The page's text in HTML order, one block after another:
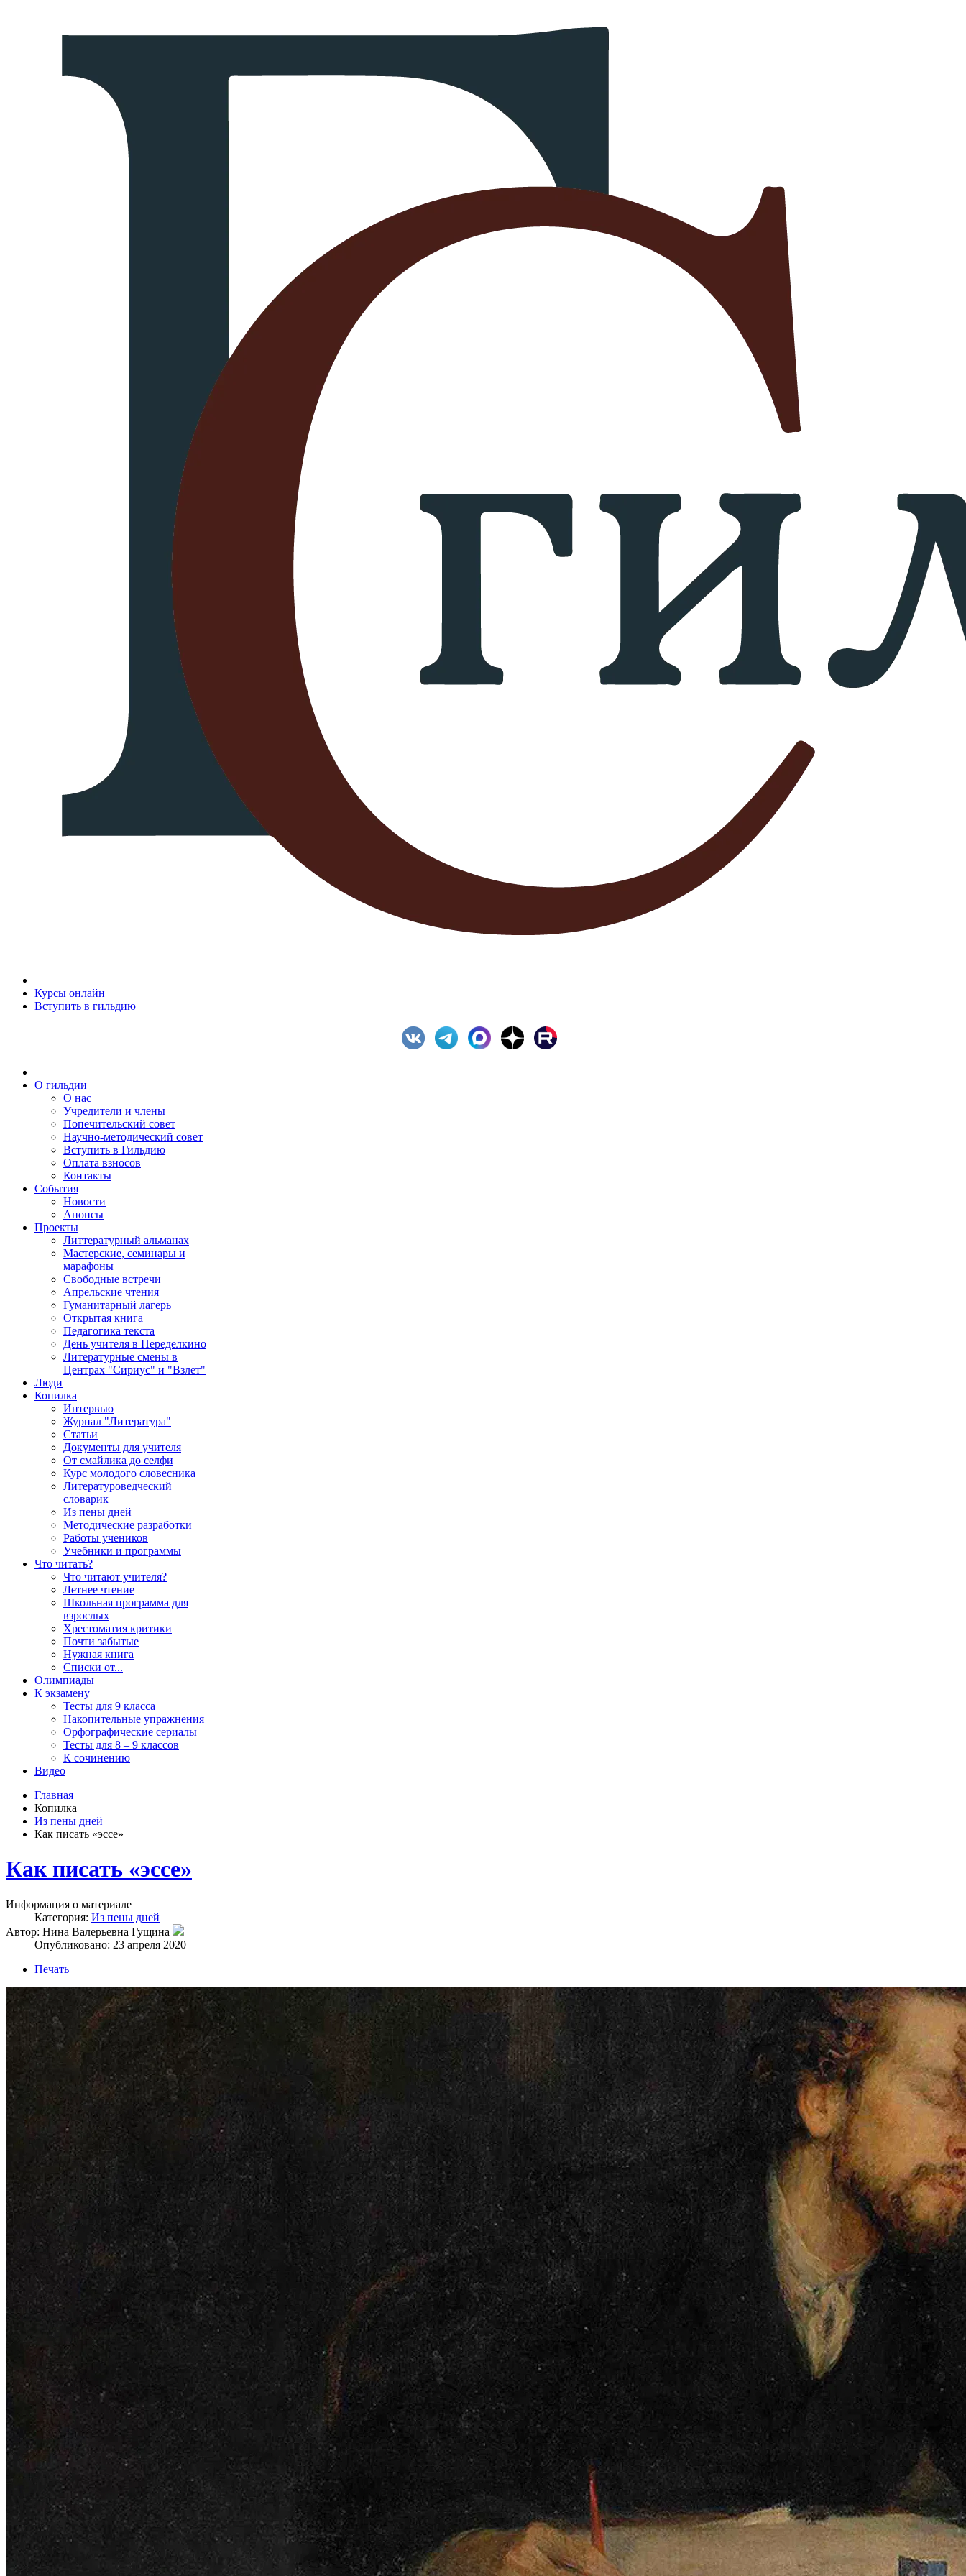
Курсы онлайн
Вступить в гильдию
О гильдии
О нас
Учредители и члены
Попечительский совет
Научно-методический совет
Вступить в Гильдию
Оплата взносов
Контакты
События
Новости
Анонсы
Проекты
Литтературный альманах
Мастерские, семинары и
марафоны
Свободные встречи
Апрельские чтения
Гуманитарный лагерь
Открытая книга
Педагогика текста
День учителя в Переделкино
Литературные смены в
Центрах "Сириус" и "Взлет"
Люди
Копилка
Интервью
Журнал "Литература"
Статьи
Документы для учителя
От смайлика до селфи
Курс молодого словесника
Литературоведческий
словарик
Из пены дней
Методические разработки
Работы учеников
Учебники и программы
Что читать?
Что читают учителя?
Летнее чтение
Школьная программа для
взрослых
Хрестоматия критики
Почти забытые
Нужная книга
Списки от...
Олимпиады
К экзамену
Тесты для 9 класса
Накопительные упражнения
Орфографические сериалы
Тесты для 8 – 9 классов
К сочинению
Видео
Главная
Копилка
Из пены дней
Как писать «эссе»
Как писать «эссе»
Информация о материале
Категория: Из пены дней
Автор: Нина Валерьевна Гущина
Опубликовано: 23 апреля 2020
Печать